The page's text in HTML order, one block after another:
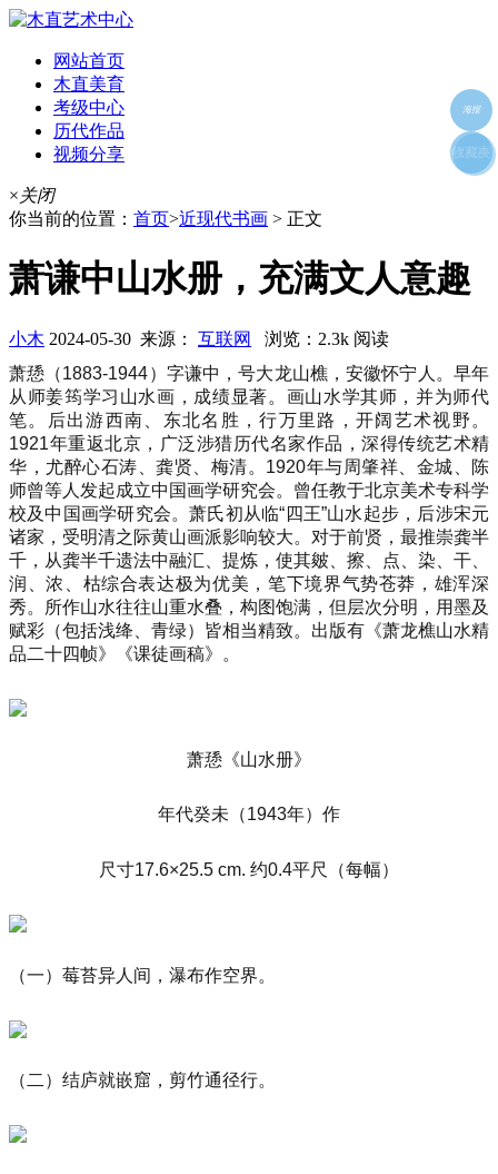
网站首页
木直美育
考级中心
历代作品
视频分享
×关闭
你当前的位置： 首页>近现代书画 > 正文
萧谦中山水册，充满文人意趣
小木 2024-05-30 来源： 互联网
浏览：2.3k 阅读
萧愻（1883-1944）字谦中，号大龙山樵，安徽怀宁人。早年
从师姜筠学习山水画，成绩显著。画山水学其师，并为师代
笔。后出游西南、东北名胜，行万里路，开阔艺术视野。
1921年重返北京，广泛涉猎历代名家作品，深得传统艺术精
华，尤醉心石涛、龚贤、梅清。1920年与周肇祥、金城、陈
师曾等人发起成立中国画学研究会。曾任教于北京美术专科学
校及中国画学研究会。萧氏初从临“四王”山水起步，后涉宋元
诸家，受明清之际黄山画派影响较大。对于前贤，最推崇龚半
千，从龚半千遗法中融汇、提炼，使其皴、擦、点、染、干、
润、浓、枯综合表达极为优美，笔下境界气势苍莽，雄浑深
秀。所作山水往往山重水叠，构图饱满，但层次分明，用墨及
赋彩（包括浅绛、青绿）皆相当精致。出版有《萧龙樵山水精
品二十四帧》《课徒画稿》。
萧愻《山水册》
年代癸未（1943年）作
尺寸17.6×25.5 cm. 约0.4平尺（每幅）
（一）莓苔异人间，瀑布作空界。
（二）结庐就嵌窟，剪竹通径行。
海报
好友
朋友圈
收藏夹